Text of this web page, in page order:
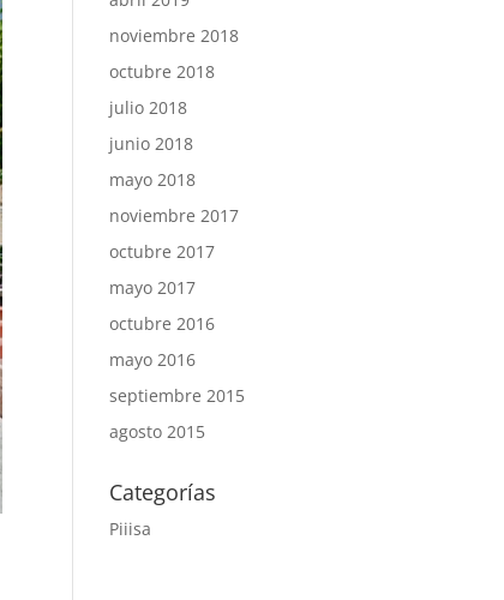
noviembre 2018
octubre 2018
julio 2018
junio 2018
mayo 2018
noviembre 2017
octubre 2017
mayo 2017
octubre 2016
mayo 2016
septiembre 2015
agosto 2015
Categorías
Piiisa